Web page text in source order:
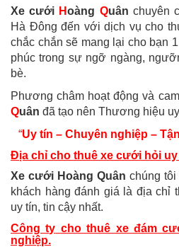
Xe cưới Hoàng Quân chuyên
Hà Đông đến với dịch vụ cho
chắc chắn sẽ mang lại cho bạn
phúc trong sự ngỡ ngàng,
bè.
Phương châm hoạt động và
Quân đã tạo nên Thương hiệu
“Uy tín – Chuyên nghiệp –
Địa chỉ cho thuê xe cưới hỏi
Xe cưới Hoàng Quân chúng
khách hàng đánh giá là địa chỉ
uy tín, tin cậy nhất.
Công ty cho thuê xe đám
nghiệp.